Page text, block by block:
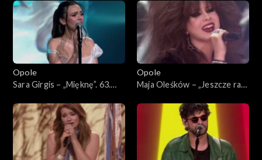
63. KFPP: Koncert „Debiuty”
Koncert „Debiuty”
Opole
Sara Girgis – „Mięknę”. 63.
Opole
Maja Oleśków – „Jeszcze raz”.